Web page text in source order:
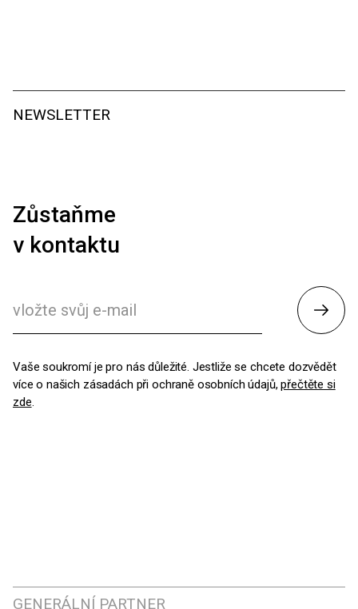
NEWSLETTER
Zůstaňme
v kontaktu
Vaše soukromí je pro nás důležité. Jestliže se chcete dozvědět
více o našich zásadách při ochraně osobních údajů,přečtěte si
zde.
GENERÁLNÍ PARTNER